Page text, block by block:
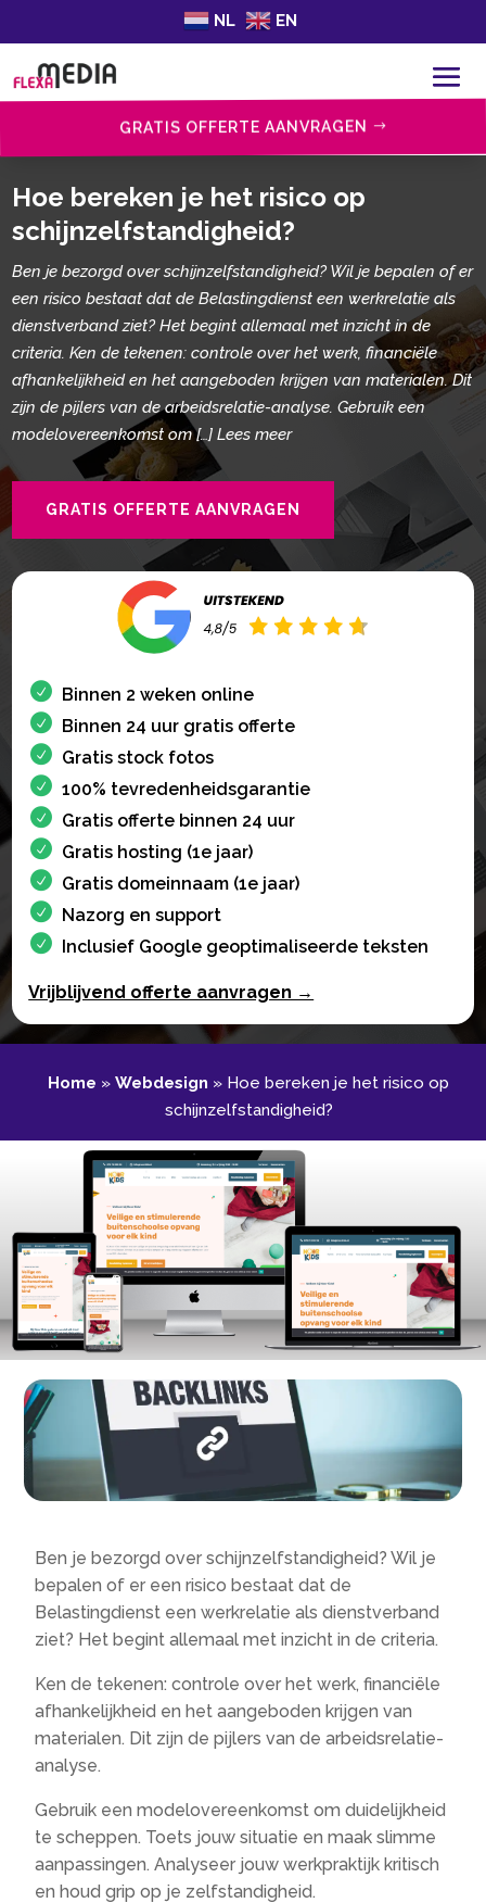
NL EN
GRATIS OFFERTE AANVRAGEN
Hoe bereken je het risico op
schijnzelfstandigheid?
Ben je bezorgd over schijnzelfstandigheid? Wil je bepalen of er
een risico bestaat dat de Belastingdienst een werkrelatie als
dienstverband ziet? Het begint allemaal met inzicht in de
criteria. Ken de tekenen: controle over het werk, financiële
afhankelijkheid en het aangeboden krijgen van materialen. Dit
zijn de pijlers van de arbeidsrelatie-analyse. Gebruik een
modelovereenkomst om […] Lees meer
GRATIS OFFERTE AANVRAGEN
Binnen 2 weken online
Binnen 24 uur gratis offerte
Gratis stock fotos
100% tevredenheidsgarantie
Gratis offerte binnen 24 uur
Gratis hosting (1e jaar)
Gratis domeinnaam (1e jaar)
Nazorg en support
Inclusief Google geoptimaliseerde teksten
Vrijblijvend offerte aanvragen →
Home » Webdesign » Hoe bereken je het risico op
schijnzelfstandigheid?
Ben je bezorgd over schijnzelfstandigheid? Wil je
bepalen of er een risico bestaat dat de
Belastingdienst een werkrelatie als dienstverband
ziet? Het begint allemaal met inzicht in de criteria.
Ken de tekenen: controle over het werk, financiële
afhankelijkheid en het aangeboden krijgen van
materialen. Dit zijn de pijlers van de arbeidsrelatie-
analyse.
Gebruik een modelovereenkomst om duidelijkheid
te scheppen. Toets jouw situatie en maak slimme
aanpassingen. Analyseer jouw werkpraktijk kritisch
en houd grip op je zelfstandigheid.